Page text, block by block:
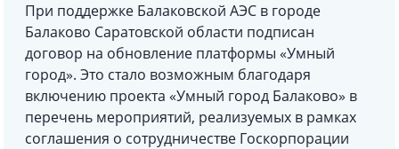
При поддержке Балаковской АЭС в городе
Балаково Саратовской области подписан
договор на обновление платформы «Умный
город». Это стало возможным благодаря
включению проекта «Умный город Балаково» в
перечень мероприятий, реализуемых в рамках
соглашения о сотрудничестве Госкорпорации